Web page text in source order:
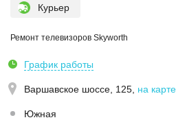
Курьер
Ремонт телевизоров Skyworth
График работы
Варшавское шоссе, 125 на карте
Южная